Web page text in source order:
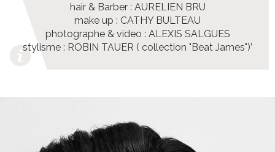
hair & Barber : AURELIEN BRU
make up : CATHY BULTEAU
photographe & video : ALEXIS SALGUES
stylisme : ROBIN TAUER ( collection "Beat James")’